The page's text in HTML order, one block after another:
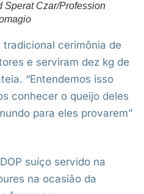
Sperat Czar/Profession
cerimônia de
e serviram dez kg de
“Entendemos isso
conhecer o queijo deles
para eles provarem”